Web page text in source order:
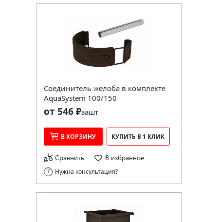
Соединитель желоба в комплекте
AquaSystem 100/150
от 546 ₽зашт
В КОРЗИНУ КУПИТЬ В 1 КЛИК
Сравнить В избранное
Нужна консультация?